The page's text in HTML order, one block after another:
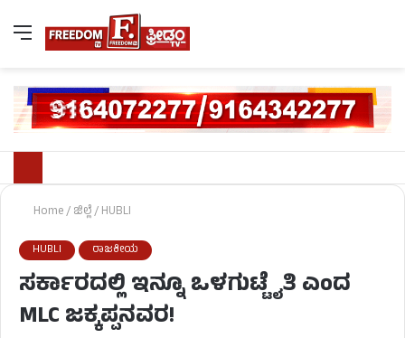
Home/ಜಿಲ್ಲೆ/HUBLI
HUBLI ರಾಜಕೀಯ
ಸರ್ಕಾರದಲ್ಲಿ ಇನ್ನೂ ಒಳಗುಟ್ಟೈತಿ ಎಂದ
MLC ಜಕ್ಕಪ್ಪನವರ!